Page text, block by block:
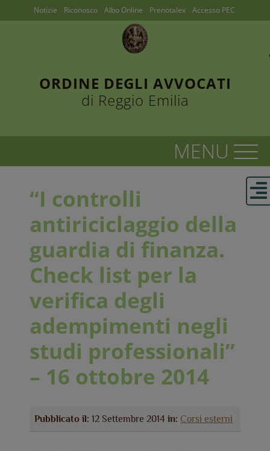
ORDINE DEGLI AVVOCATI
di Reggio Emilia
Notizie Riconosco Albo Online Prenotalex Accesso PEC
“I controlli
antiriciclaggio della
guardia di finanza.
Check list per la
verifica degli
adempimenti negli
studi professionali”
– 16 ottobre 2014
Pubblicato il: 12 Settembre 2014in: Corsi esterni